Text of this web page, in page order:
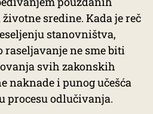
sredine. Kada je reč
stanovništva,
raseljavanje ne sme biti
svih zakonskih
naknade i punog učešća
procesu odlučivanja.